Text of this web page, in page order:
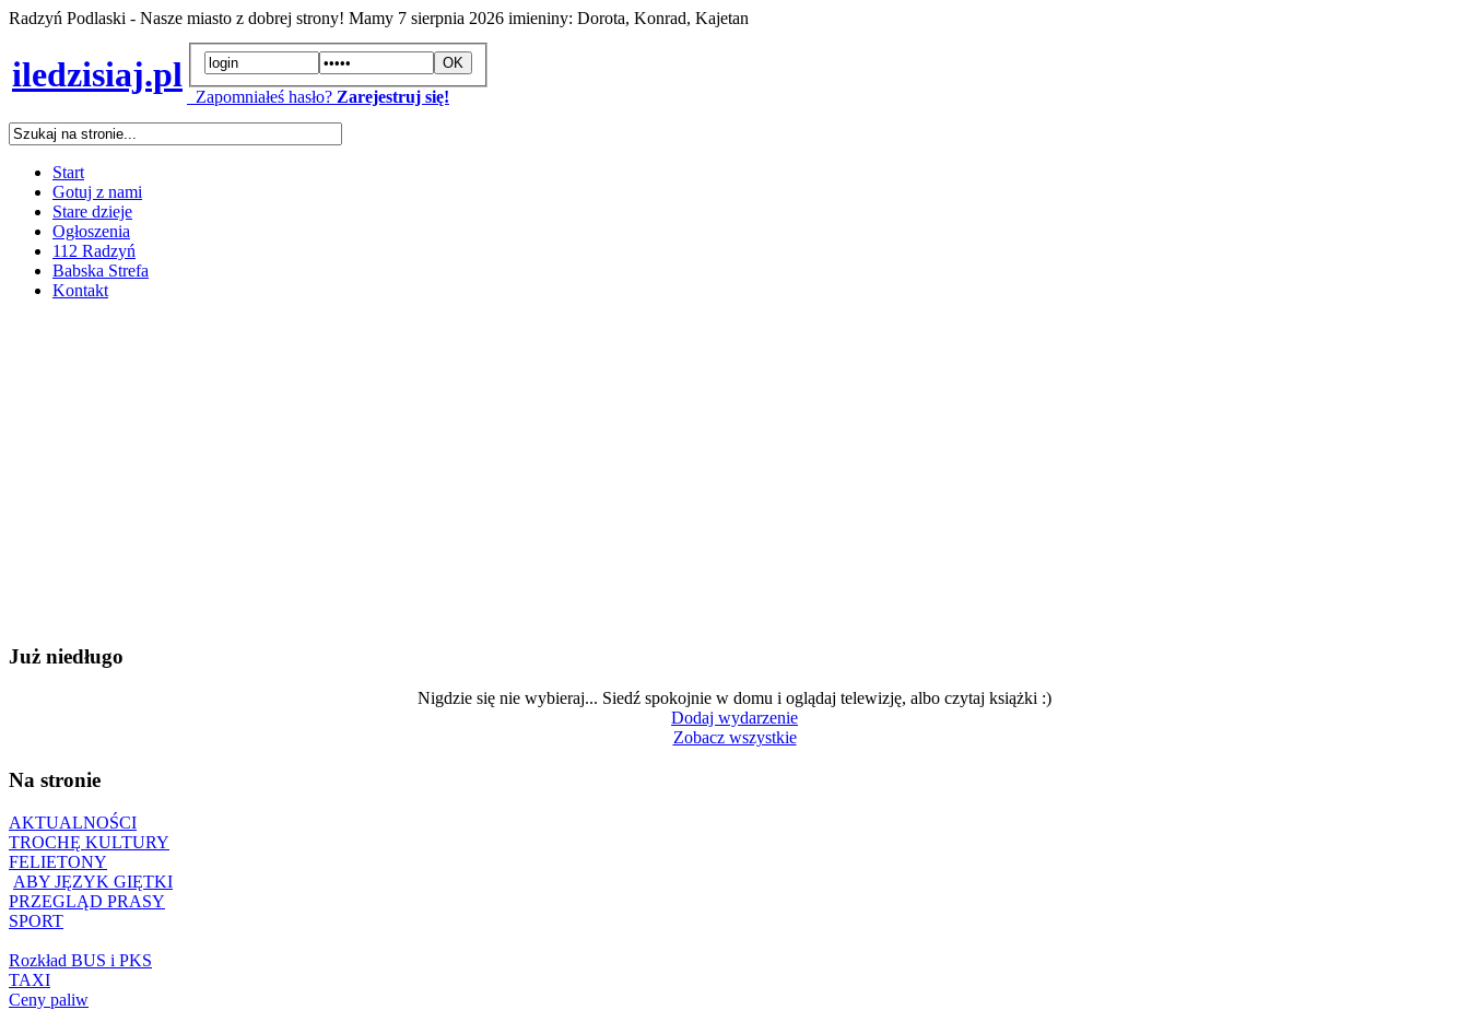
Radzyń Podlaski - Nasze miasto z dobrej strony! Mamy 7 sierpnia 2026 imieniny: Dorota, Konrad, Kajetan
iledzisiaj.pl
Zapomniałeś hasło? Zarejestruj się!
Start
Gotuj z nami
Stare dzieje
Ogłoszenia
112 Radzyń
Babska Strefa
Kontakt
Już niedługo
Nigdzie się nie wybieraj... Siedź spokojnie w domu i oglądaj telewizję, albo czytaj książki :)
Dodaj wydarzenie
Zobacz wszystkie
Na stronie
AKTUALNOŚCI
TROCHĘ KULTURY
FELIETONY
ABY JĘZYK GIĘTKI
PRZEGLĄD PRASY
SPORT
Rozkład BUS i PKS
TAXI
Ceny paliw